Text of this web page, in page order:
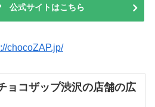
公式サイトはこちら
chocoZAP.jp/
ョコザップ渋沢の店舗の広